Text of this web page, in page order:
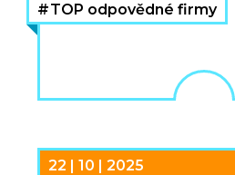
TOP odpovědné firmy
22 | 10 | 2025